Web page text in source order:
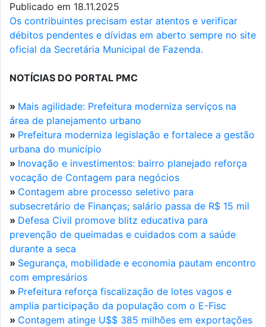
Publicado em 18.11.2025
Os contribuintes precisam estar atentos e verificar
débitos pendentes e dívidas em aberto sempre no site
oficial da Secretária Municipal de Fazenda.
NOTÍCIAS DO PORTAL PMC
» Mais agilidade: Prefeitura moderniza serviços na
área de planejamento urbano
» Prefeitura moderniza legislação e fortalece a gestão
urbana do município
» Inovação e investimentos: bairro planejado reforça
vocação de Contagem para negócios
» Contagem abre processo seletivo para
subsecretário de Finanças; salário passa de R$ 15 mil
» Defesa Civil promove blitz educativa para
prevenção de queimadas e cuidados com a saúde
durante a seca
» Segurança, mobilidade e economia pautam encontro
com empresários
» Prefeitura reforça fiscalização de lotes vagos e
amplia participação da população com o E-Fisc
» Contagem atinge U$$ 385 milhões em exportações